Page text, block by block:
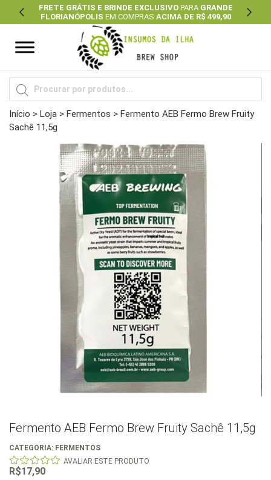
FRETE GRÁTIS E BRINDE EXCLUSIVOPARA GRANDE
FLORIANÓPOLIS EM COMPRAS ACIMA DE R$ 499,90
Previous Next
Pesquisar
produtos
Início > Loja > Fermentos > Fermento AEB Fermo Brew Fruity
Sachê 11,5g
Fermento AEB Fermo Brew Fruity Sachê 11,5g
CATEGORIA: FERMENTOS
0
AVALIAR ESTE PRODUTO
R$17,90